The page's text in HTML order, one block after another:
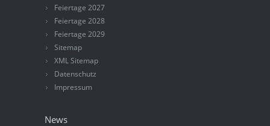
Feiertage 2027
Feiertage 2028
Feiertage 2029
Sitemap
XML Sitemap
Datenschutz
Impressum
News